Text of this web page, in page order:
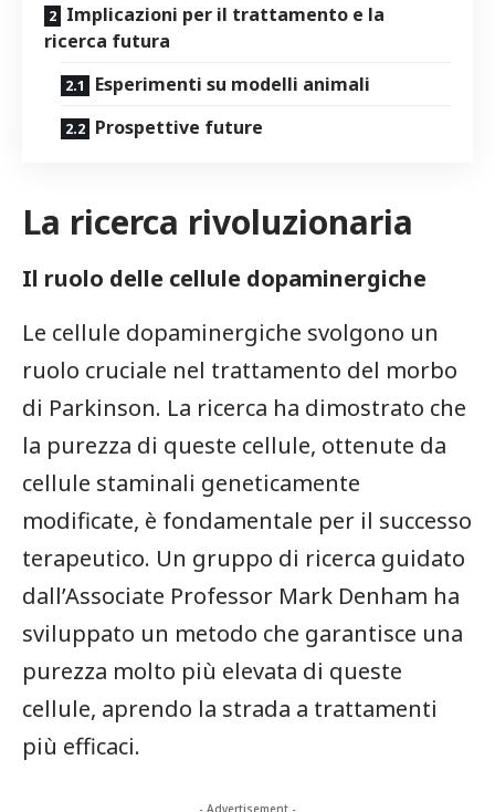
Implicazioni per il trattamento e la
ricerca futura
Esperimenti su modelli animali
Prospettive ​future
La ricerca rivoluzionaria
Il ruolo delle cellule dopaminergiche
Le cellule dopaminergiche svolgono un
ruolo cruciale nel trattamento del morbo​
di ⁢Parkinson. La ricerca ha dimostrato che​
la purezza di queste cellule, ottenute da
cellule staminali geneticamente
⁤modificate, è fondamentale per il​ successo
‍terapeutico. Un gruppo di ricerca guidato
dall’Associate Professor Mark Denham ha
sviluppato un metodo che garantisce una
purezza molto più elevata di queste
cellule, aprendo la strada a trattamenti
più⁤ efficaci.
- Advertisement -